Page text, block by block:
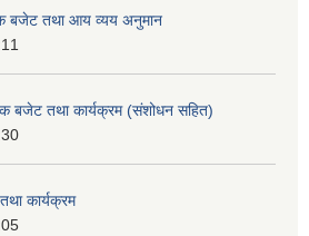
बजेट तथा आय व्यय अनुमान
बजेट तथा कार्यक्रम (संशोधन सहित)
कार्यक्रम